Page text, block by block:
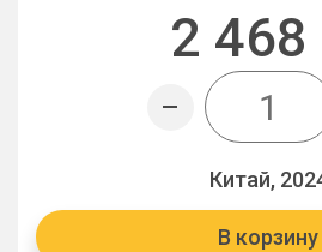
2 468
Китай,
В корзину